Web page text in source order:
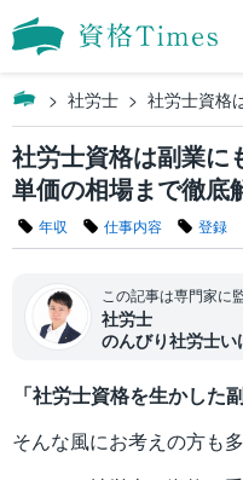
社労士 社労士資格
社労士資格は副業に
単価の相場まで徹底
年収 仕事内容 登録
この記事は専門家に
社労士
のんびり社労士い
「社労士資格を生かした
そんな風にお考えの方も